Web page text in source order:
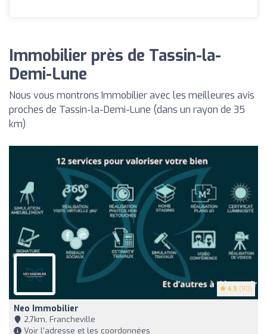
Immobilier près de Tassin-la-
Demi-Lune
Nous vous montrons Immobilier avec les meilleures avis
proches de Tassin-la-Demi-Lune (dans un rayon de 35
km)
4.9 (90)
Neo Immobilier
2,7km, Francheville
Voir l'adresse et les coordonnées